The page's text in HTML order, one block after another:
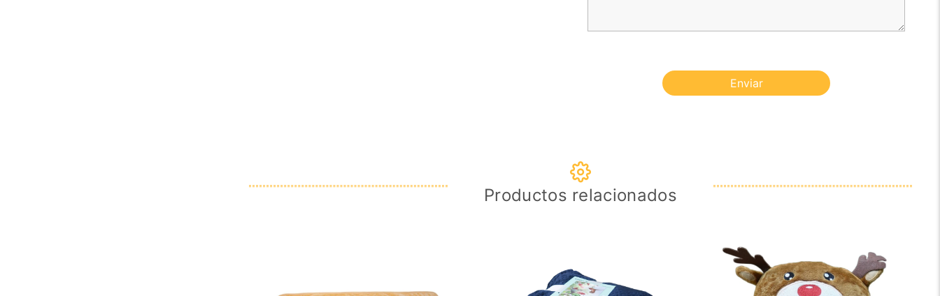
Enviar
Productos relacionados